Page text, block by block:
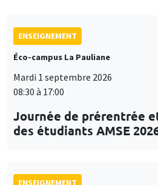
ENSEIGNEMENT
Éco-campus La Pauliane
Mardi 1 septembre 2026
08:30 à 17:00
Journée de prérentrée
des étudiants AMSE
ENSEIGNEMENT